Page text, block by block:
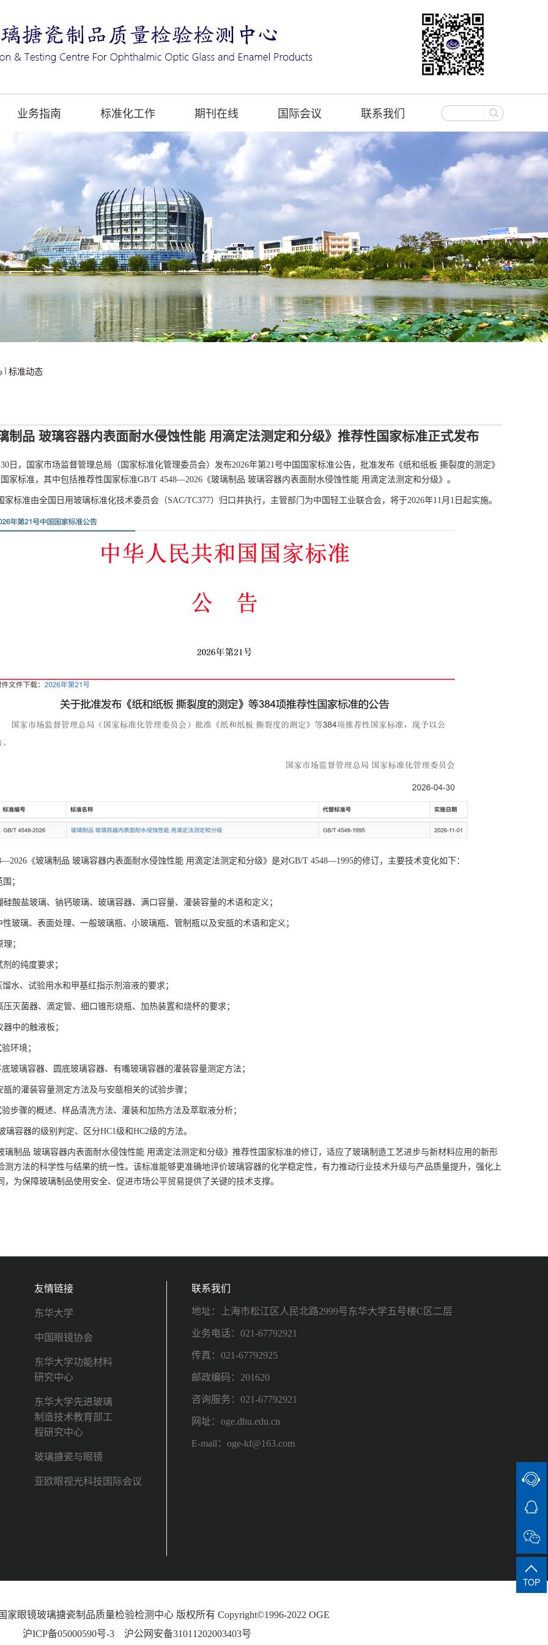
业务指南 标准化工作 期刊在线 国际会议 联系我们
标准动态
制品 玻璃容器内表面耐水侵蚀性能 用滴定法测定和分级》推荐性国家标准正式发布
日，国家市场监督管理总局（国家标准化管理委员会）发布2026年第21号中国国家标准公告，批准发布《纸和纸板 撕裂度的测定》
家标准，其中包括推荐性国家标准GB/T 4548—2026《玻璃制品 玻璃容器内表面耐水侵蚀性能 用滴定法测定和分级》。
家标准由全国日用玻璃标准化技术委员会（SAC/TC377）归口并执行，主管部门为中国轻工业联合会，将于2026年11月1日起实施。
《玻璃制品 玻璃容器内表面耐水侵蚀性能 用滴定法测定和分级》是对GB/T 4548—1995的修订，主要技术变化如下：
；
硅酸盐玻璃、钠钙玻璃、玻璃容器、满口容量、灌装容量的术语和定义；
性玻璃、表面处理、一般玻璃瓶、小玻璃瓶、管制瓶以及安瓿的术语和定义；
；
的纯度要求；
水、试验用水和甲基红指示剂溶液的要求；
压灭菌器、滴定管、细口锥形烧瓶、加热装置和烧杯的要求；
中的触液板；
环境；
玻璃容器、圆底玻璃容器、有嘴玻璃容器的灌装容量测定方法；
瓿的灌装容量测定方法及与安瓿相关的试验步骤；
步骤的概述、样品清洗方法、灌装和加热方法及萃取液分析；
璃容器的级别判定、区分HC1级和HC2级的方法。
璃制品 玻璃容器内表面耐水侵蚀性能 用滴定法测定和分级》推荐性国家标准的修订，适应了玻璃制造工艺进步与新材料应用的新形
测方法的科学性与结果的统一性。该标准能够更准确地评价玻璃容器的化学稳定性，有力推动行业技术升级与产品质量提升，强化上
，为保障玻璃制品使用安全、促进市场公平贸易提供了关键的技术支撑。
友情链接
东华大学
中国眼镜协会
东华大学功能材料
研究中心
东华大学先进玻璃
制造技术教育部工
程研究中心
玻璃搪瓷与眼镜
亚欧眼视光科技国际会议
联系我们
地址：上海市松江区人民北路2999号东华大学五号楼C区二层
业务电话：021-67792921
传真：021-67792925
邮政编码：201620
咨询服务：021-67792921
网址：oge.dhu.edu.cn
E-mail：oge-kf@163.com
家眼镜玻璃搪瓷制品质量检验检测中心 版权所有 Copyright©1996-2022 OGE
沪ICP备05000590号-3
沪公网安备31011202003403号
TOP